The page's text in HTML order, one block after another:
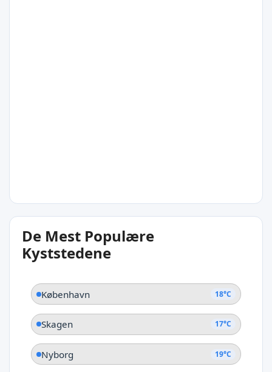
20°C
Langeland
De Mest Populære
Kyststedene
København 18°C
Skagen 17°C
Nyborg 19°C